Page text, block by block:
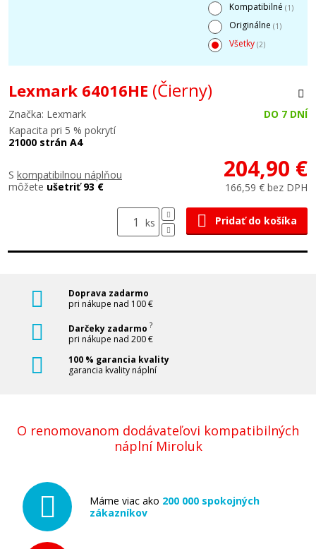
Kompatibilné (1)
Originálne (1)
Všetky (2)
Lexmark 64016HE (Čierny)
Značka: Lexmark
DO 7 DNÍ
Kapacita pri 5 % pokrytí
21000 strán A4
S kompatibilnou náplňou
môžete ušetriť 93 €
204,90 €
166,59 € bez DPH
ks Pridať do košíka
Doprava zadarmo
pri nákupe nad 100 €
Darčeky zadarmo ?
pri nákupe nad 200 €
100 % garancia kvality
garancia kvality náplní
O renomovanom dodávateľovi kompatibilných
náplní Miroluk
Máme viac ako 200 000 spokojných
zákazníkov